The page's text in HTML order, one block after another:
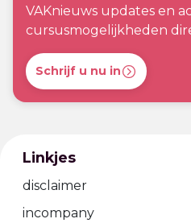
VAKnieuws updates en
cursusmogelijkheden
Schrijf u nu in
Linkjes
disclaimer
incompany